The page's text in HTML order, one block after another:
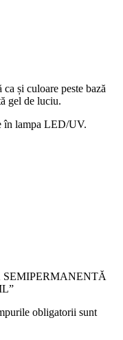
și culoare peste bază
gel de luciu.
în lampa LED/UV.
SEMIPERMANENTĂ
obligatorii sunt